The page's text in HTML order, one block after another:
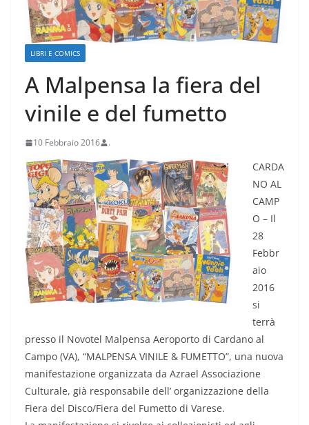
LIBRI E COMICS
A Malpensa la fiera del
vinile e del fumetto
10 Febbraio 2016 .
CARDA
NO AL
CAMP
O – Il
28
Febbr
aio
2016
si
terrà
presso il Novotel Malpensa Aeroporto di Cardano al
Campo (VA), “MALPENSA VINILE & FUMETTO”, una nuova
manifestazione organizzata da Azrael Associazione
Culturale, già responsabile dell’ organizzazione della
Fiera del Disco/Fiera del Fumetto di Varese.